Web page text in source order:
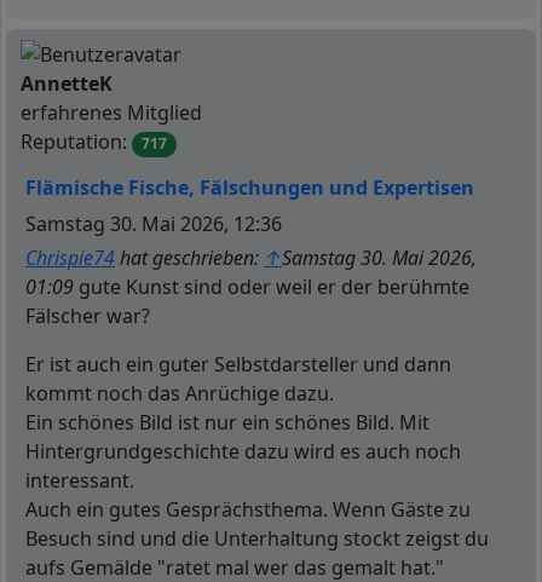
AnnetteK
erfahrenes Mitglied
Reputation:
717
Flämische Fische, Fälschungen und Expertisen
Beitrag
Samstag 30. Mai 2026, 12:36
Chrispie74hat geschrieben: ↑Samstag 30. Mai 2026,
01:09 gute Kunst sind oder weil er der berühmte
Fälscher war?
Er ist auch ein guter Selbstdarsteller und dann
kommt noch das Anrüchige dazu.
Ein schönes Bild ist nur ein schönes Bild. Mit
Hintergrundgeschichte dazu wird es auch noch
interessant.
Auch ein gutes Gesprächsthema. Wenn Gäste zu
Besuch sind und die Unterhaltung stockt zeigst du
aufs Gemälde "ratet mal wer das gemalt hat."